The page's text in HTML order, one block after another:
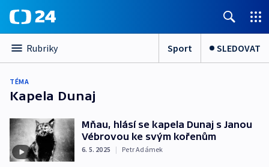
Rubriky Sport SLEDOVAT
TÉMA
Kapela Dunaj
Mňau, hlásí se kapela Dunaj s Janou
Vébrovou ke svým kořenům
6. 5. 2025 | Petr Adámek